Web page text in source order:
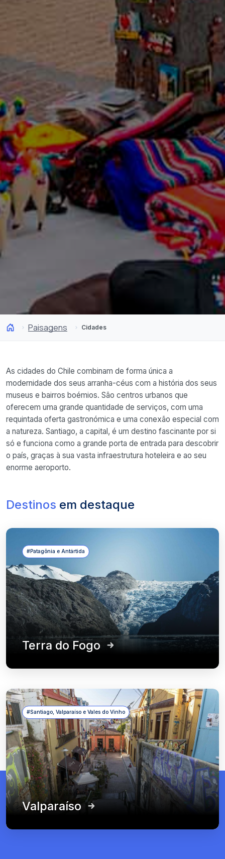
Paisagens Cidades
As cidades do Chile combinam de forma única a
modernidade dos seus arranha-céus com a história dos seus
museus e bairros boémios. São centros urbanos que
oferecem uma grande quantidade de serviços, com uma
requintada oferta gastronómica e uma conexão especial com
a natureza. Santiago, a capital, é um destino fascinante por si
só e funciona como a grande porta de entrada para descobrir
o país, graças à sua vasta infraestrutura hoteleira e ao seu
enorme aeroporto.
Destinos em destaque
#Patagônia e Antártida
Terra do Fogo
#Santiago, Valparaíso e Vales do Vinho
Valparaíso